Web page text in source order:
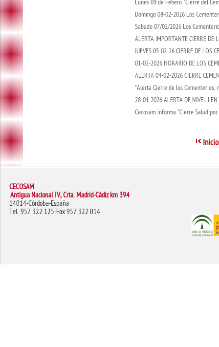
Lunes 09 de Febero "Cierre del
Domingo 08-02-2026 Los
Sabado 07/02/2026 Los
ALERTA IMPORTANTE CIERRE DE
JUEVES 05-02-26 CIERRE DE LOS
01-02-2026 HORARIO DE LOS
ALERTA 04-02-2026 CIERRE
"Alerta Cierre de los Cementerios,
28-01-2026 ALERTA DE NIVEL I EN
Cecosam informa "Cierre Salud por
Inicio
CECOSAM
Antigua Nacional IV, Crta. Madrid-Cádiz km 394
14014-Córdoba-España
Tel. 957 322 125-Fax 957 322 014